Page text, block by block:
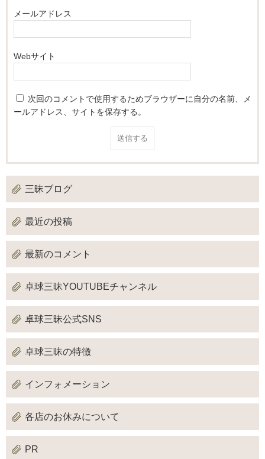
メールアドレス
Webサイト
次回のコメントで使用するためブラウザーに自分の名前、メ
ールアドレス、サイトを保存する。
三昧ブログ
最近の投稿
最新のコメント
卓球三昧YOUTUBEチャンネル
卓球三昧公式SNS
卓球三昧の特徴
インフォメーション
各店のお休みについて
PR